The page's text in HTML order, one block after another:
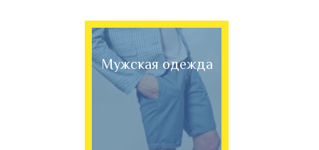
Мужская одежда